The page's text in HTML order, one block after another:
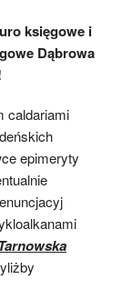
księgowe i
Dąbrowa
caldariami
epimeryty